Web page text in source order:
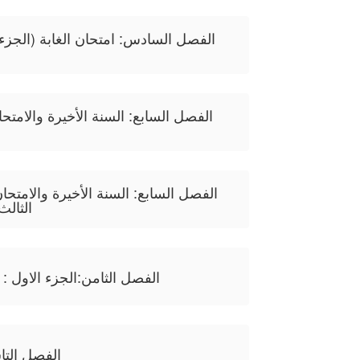
الفصل السادس: امتحان الغابة
الفصل السابع: السنة الأخيرة
الفصل السابع: السنة الأخيرة
الفصل الثامن:الجزء الاول
الفصل